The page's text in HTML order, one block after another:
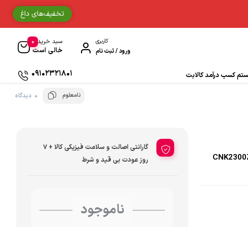
تخفیف‌های داغ
کاربری
ورود / ثبت نام
سبد خرید
خالی است
0
جوراب و ساق مردانه
کسب درآمد کالابت 09102321801
نامعلوم 0 دیدگاه
گارانتی اصالت و سلامت فیزیکی کالا + 7
روز عودت بی قید و شرط
ناموجود